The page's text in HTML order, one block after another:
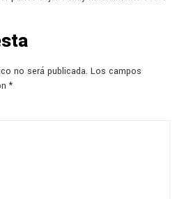
no será publicada. Los campos
*